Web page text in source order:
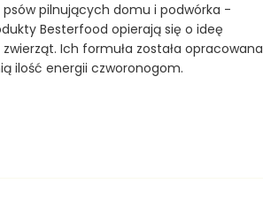
pilnujących domu i podwórka -
Besterfood opierają się o ideę
Ich formuła została opracowana
ilość energii czworonogom.